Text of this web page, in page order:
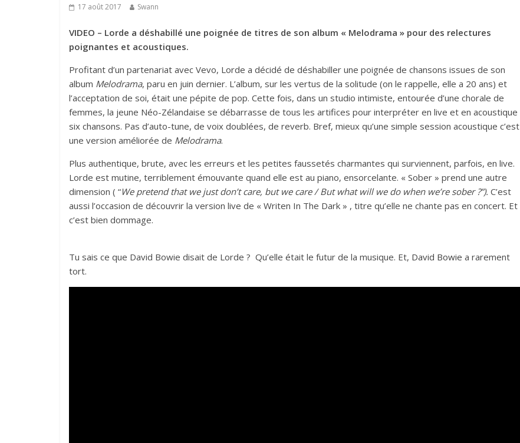
17 août 2017 Swann
VIDEO – Lorde a déshabillé une poignée de titres de son album « Melodrama » pour des relectures
poignantes et acoustiques.
Profitant d’un partenariat avec Vevo, Lorde a décidé de déshabiller une poignée de chansons issues de son
album Melodrama, paru en juin dernier. L’album, sur les vertus de la solitude (on le rappelle, elle a 20 ans) et
l’acceptation de soi, était une pépite de pop. Cette fois, dans un studio intimiste, entourée d’une chorale de
femmes, la jeune Néo-Zélandaise se débarrasse de tous les artifices pour interpréter en live et en acoustique
six chansons. Pas d’auto-tune, de voix doublées, de reverb. Bref, mieux qu’une simple session acoustique c’est
une version améliorée de Melodrama.
Plus authentique, brute, avec les erreurs et les petites faussetés charmantes qui surviennent, parfois, en live.
Lorde est mutine, terriblement émouvante quand elle est au piano, ensorcelante. « Sober » prend une autre
dimension ( “We pretend that we just don’t care, but we care / But what will we do when we’re sober ?”). C’est
aussi l’occasion de découvrir la version live de « Writen In The Dark » , titre qu’elle ne chante pas en concert. Et
c’est bien dommage.
Tu sais ce que David Bowie disait de Lorde ? Qu’elle était le futur de la musique. Et, David Bowie a rarement
tort.